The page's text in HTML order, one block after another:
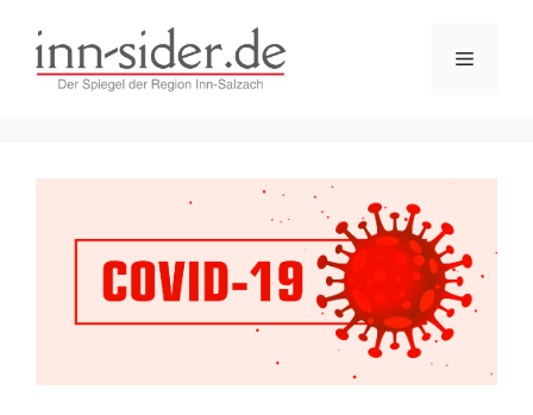
Inhalt
springen
Menü